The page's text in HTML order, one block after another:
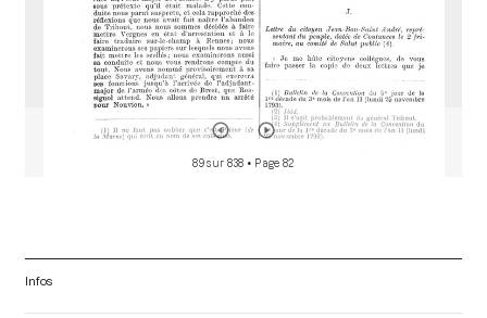
89 sur 838 • Page 82
Infos